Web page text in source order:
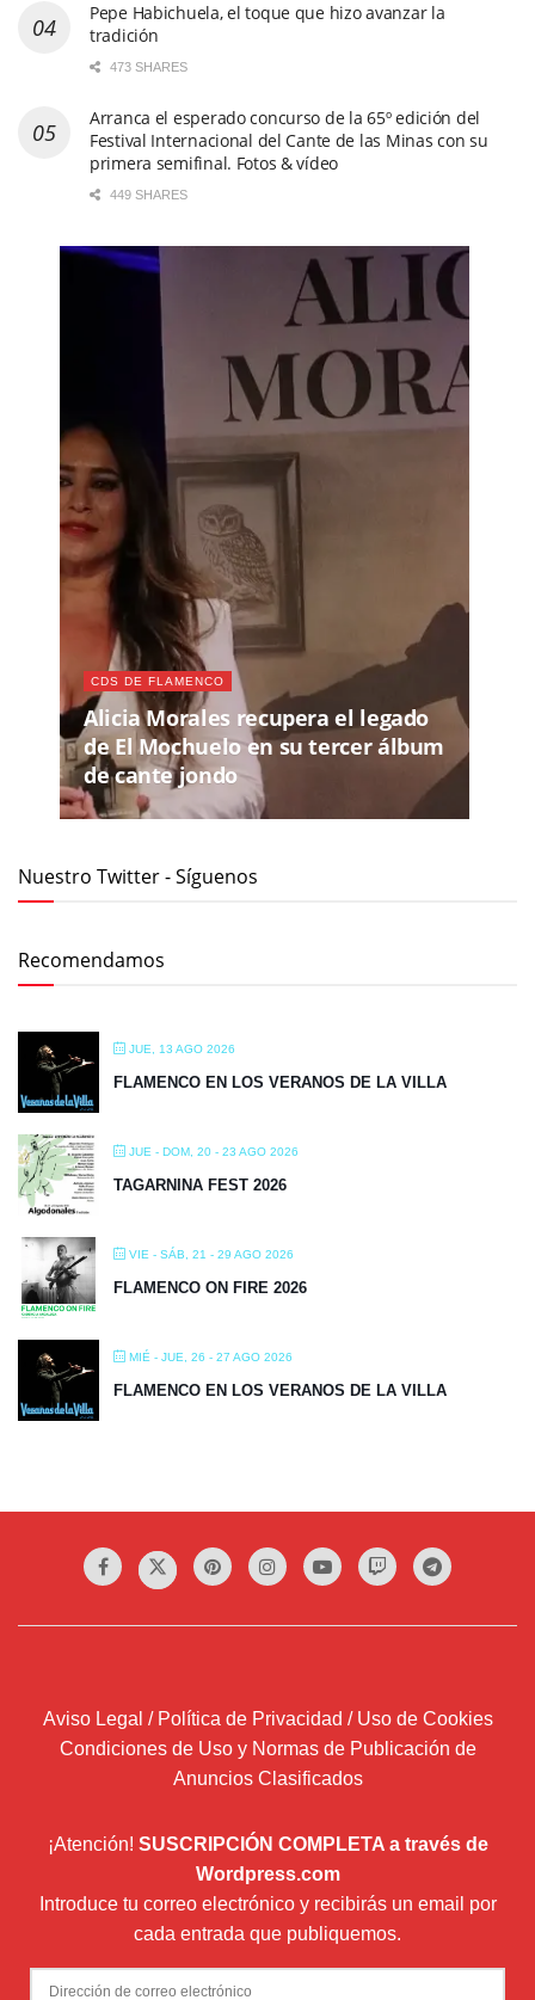
Pepe Habichuela, el toque que hizo avanzar la
tradición
473 SHARES
Arranca el esperado concurso de la 65º edición del
Festival Internacional del Cante de las Minas con su
primera semifinal. Fotos & vídeo
449 SHARES
CDS DE FLAMENCO
Alicia Morales recupera el legado
de El Mochuelo en su tercer álbum
de cante jondo
Nuestro Twitter - Síguenos
Recomendamos
JUE, 13 AGO 2026
FLAMENCO EN LOS VERANOS DE LA VILLA
JUE - DOM, 20 - 23 AGO 2026
TAGARNINA FEST 2026
VIE - SÁB, 21 - 29 AGO 2026
FLAMENCO ON FIRE 2026
MIÉ - JUE, 26 - 27 AGO 2026
FLAMENCO EN LOS VERANOS DE LA VILLA
Aviso Legal / Política de Privacidad / Uso de Cookies
Condiciones de Uso y Normas de Publicación de
Anuncios Clasificados
¡Atención! SUSCRIPCIÓN COMPLETA a través de
Wordpress.com
Introduce tu correo electrónico y recibirás un email por
cada entrada que publiquemos.
Dirección